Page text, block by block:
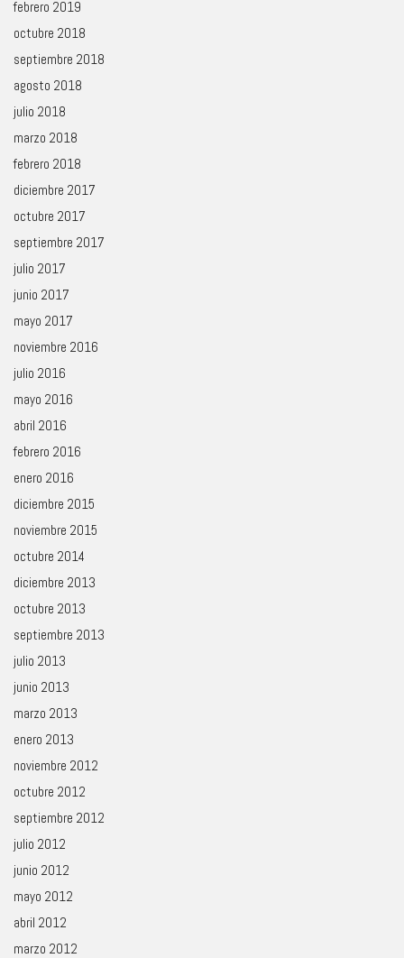
febrero 2019
octubre 2018
septiembre 2018
agosto 2018
julio 2018
marzo 2018
febrero 2018
diciembre 2017
octubre 2017
septiembre 2017
julio 2017
junio 2017
mayo 2017
noviembre 2016
julio 2016
mayo 2016
abril 2016
febrero 2016
enero 2016
diciembre 2015
noviembre 2015
octubre 2014
diciembre 2013
octubre 2013
septiembre 2013
julio 2013
junio 2013
marzo 2013
enero 2013
noviembre 2012
octubre 2012
septiembre 2012
julio 2012
junio 2012
mayo 2012
abril 2012
marzo 2012